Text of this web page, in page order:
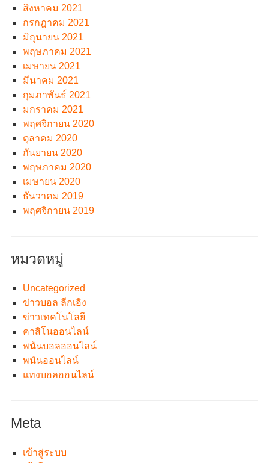
สิงหาคม 2021
กรกฎาคม 2021
มิถุนายน 2021
พฤษภาคม 2021
เมษายน 2021
มีนาคม 2021
กุมภาพันธ์ 2021
มกราคม 2021
พฤศจิกายน 2020
ตุลาคม 2020
กันยายน 2020
พฤษภาคม 2020
เมษายน 2020
ธันวาคม 2019
พฤศจิกายน 2019
หมวดหมู่
Uncategorized
ข่าวบอล ลีกเอิง
ข่าวเทคโนโลยี
คาสิโนออนไลน์
พนันบอลออนไลน์
พนันออนไลน์
แทงบอลออนไลน์
Meta
เข้าสู่ระบบ